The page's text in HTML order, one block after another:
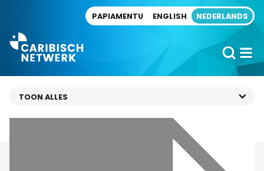
PAPIAMENTU ENGLISH NEDERLANDS